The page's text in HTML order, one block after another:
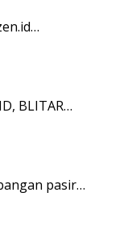
BLITAR…
pasir…